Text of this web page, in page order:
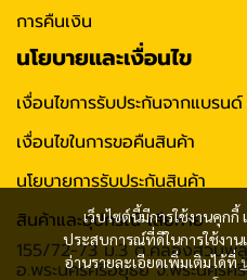
เว็บไซต์นี้มีการใช้งานคุก
ประสบการณ์ที่ดีในการใช้งา
อ่านรายละเอียดเพิ่มเติมได้ที่
การคืนเงิน
นโยบายและเงื่อนไข
เงื่อนไขการรับประกันจากแบรนด์
เงื่อนไขในการขอคืนสินค้า
นโยบายการรับประกันสินค้า
สินค้าและอุปกรณ์ เสียหาย
155/72-73 ม.3 ต.คลองสวนพลู
อ.พระนครศรีอยุธย จ.พระนคร